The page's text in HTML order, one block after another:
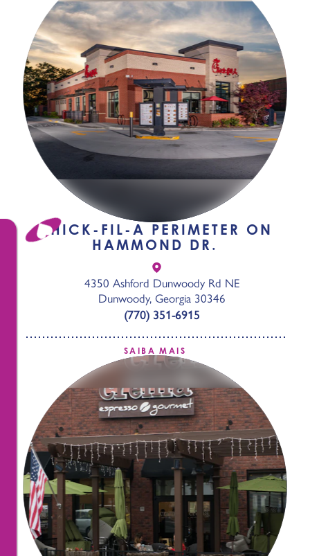
CHICK-FIL-A PERIMETER ON
HAMMOND DR.
4350 Ashford Dunwoody Rd NE
Dunwoody, Georgia 30346
(770) 351-6915
SAIBA MAIS